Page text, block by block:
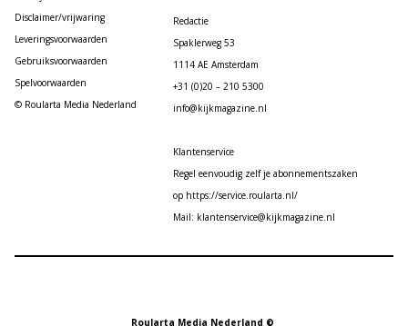
Disclaimer/vrijwaring
Leveringsvoorwaarden
Gebruiksvoorwaarden
Spelvoorwaarden
© Roularta Media Nederland
Redactie
Spaklerweg 53
1114 AE Amsterdam
+31 (0)20 – 210 5300
info@kijkmagazine.nl
Klantenservice
Regel eenvoudig zelf je abonnementszaken
op https://service.roularta.nl/
Mail: klantenservice@kijkmagazine.nl
Roularta Media Nederland ©